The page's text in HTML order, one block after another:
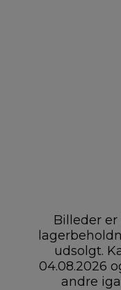
Billeder
udsolgt.
04.08.2026
andre